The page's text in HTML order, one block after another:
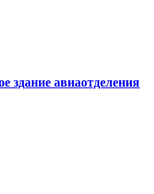
здание авиаотделения